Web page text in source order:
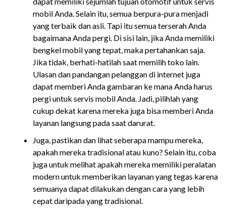
mobil Anda. Selain itu, semua berpura-pura menjadi
yang terbaik dan asli. Tapi itu semua terserah Anda
bagaimana Anda pergi. Di sisi lain, jika Anda memiliki
bengkel mobil yang tepat, maka pertahankan saja.
Jika tidak, berhati-hatilah saat memilih toko lain.
Ulasan dan pandangan pelanggan di internet juga
dapat memberi Anda gambaran ke mana Anda harus
pergi untuk servis mobil Anda. Jadi, pilihlah yang
cukup dekat karena mereka juga bisa memberi Anda
layanan langsung pada saat darurat.
Juga, pastikan dan lihat seberapa mampu mereka,
apakah mereka tradisional atau kuno? Selain itu, coba
juga untuk melihat apakah mereka memiliki peralatan
modern untuk memberikan layanan yang tegas karena
semuanya dapat dilakukan dengan cara yang lebih
cepat daripada yang tradisional.